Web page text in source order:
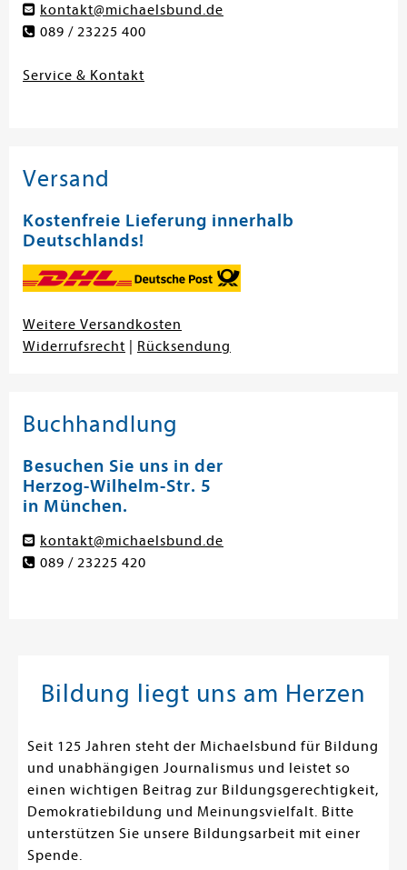
kontakt@michaelsbund.de
089 / 23225 400
Service & Kontakt
Versand
Kostenfreie Lieferung innerhalb
Deutschlands!
Weitere Versandkosten
Widerrufsrecht
Rücksendung
Buchhandlung
Besuchen Sie uns in der
Herzog-Wilhelm-Str. 5
in München.
kontakt@michaelsbund.de
089 / 23225 420
Bildung liegt uns am Herzen
Seit 125 Jahren steht der Michaelsbund für Bildung
und unabhängigen Journalismus und leistet so
einen wichtigen Beitrag zur Bildungsgerechtigkeit,
Demokratiebildung und Meinungsvielfalt. Bitte
unterstützen Sie unsere Bildungsarbeit mit einer
Spende.